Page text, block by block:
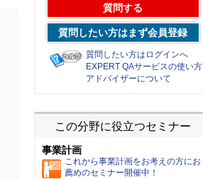
質問する
質問したい方はまず会員登録
質問したい方はログインへ
EXPERT QAサービスの使い方
アドバイザーについて
この分野に役立つセミナー
事業計画
これから事業計画をお考えの方にお
薦めのセミナー開催中！